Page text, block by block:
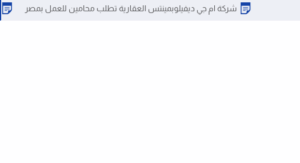
شركة ام جي ديفيلوبمينتس العقارية تطلب محامين للعمل بمصر شركة ديار